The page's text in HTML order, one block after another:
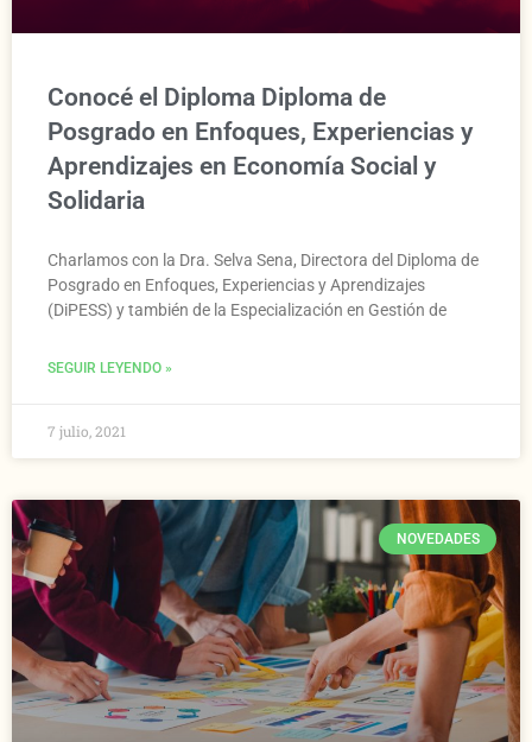
Conocé el Diploma Diploma de
Posgrado en Enfoques, Experiencias y
Aprendizajes en Economía Social y
Solidaria
Charlamos con la Dra. Selva Sena, Directora del Diploma de
Posgrado en Enfoques, Experiencias y Aprendizajes
(DiPESS) y también de la Especialización en Gestión de
SEGUIR LEYENDO »
7 julio, 2021
NOVEDADES